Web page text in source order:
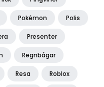
Pokémon Polis
Presenter
Regnbågar
Resa Roblox